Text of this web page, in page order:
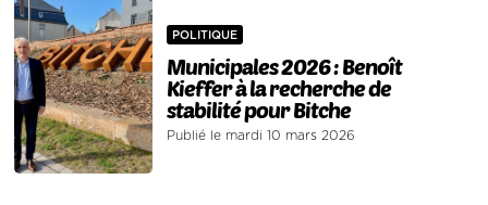
POLITIQUE
Municipales 2026 : Benoît
Kieffer à la recherche de
stabilité pour Bitche
Publié le mardi 10 mars 2026